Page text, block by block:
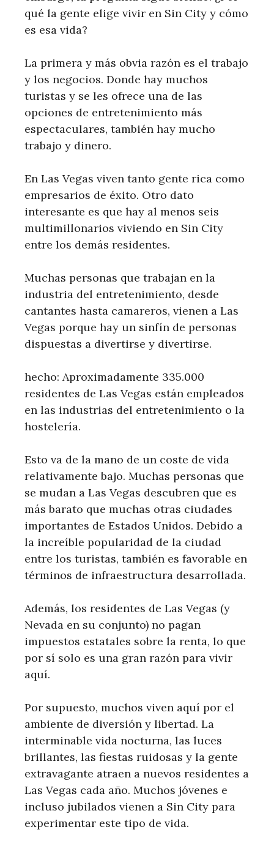
qué la gente elige vivir en Sin City y cómo
es esa vida?
La primera y más obvia razón es el trabajo
y los negocios. Donde hay muchos
turistas y se les ofrece una de las
opciones de entretenimiento más
espectaculares, también hay mucho
trabajo y dinero.
En Las Vegas viven tanto gente rica como
empresarios de éxito. Otro dato
interesante es que hay al menos seis
multimillonarios viviendo en Sin City
entre los demás residentes.
Muchas personas que trabajan en la
industria del entretenimiento, desde
cantantes hasta camareros, vienen a Las
Vegas porque hay un sinfín de personas
dispuestas a divertirse y divertirse.
hecho: Aproximadamente 335.000
residentes de Las Vegas están empleados
en las industrias del entretenimiento o la
hostelería.
Esto va de la mano de un coste de vida
relativamente bajo. Muchas personas que
se mudan a Las Vegas descubren que es
más barato que muchas otras ciudades
importantes de Estados Unidos. Debido a
la increíble popularidad de la ciudad
entre los turistas, también es favorable en
términos de infraestructura desarrollada.
Además, los residentes de Las Vegas (y
Nevada en su conjunto) no pagan
impuestos estatales sobre la renta, lo que
por sí solo es una gran razón para vivir
aquí.
Por supuesto, muchos viven aquí por el
ambiente de diversión y libertad. La
interminable vida nocturna, las luces
brillantes, las fiestas ruidosas y la gente
extravagante atraen a nuevos residentes a
Las Vegas cada año. Muchos jóvenes e
incluso jubilados vienen a Sin City para
experimentar este tipo de vida.